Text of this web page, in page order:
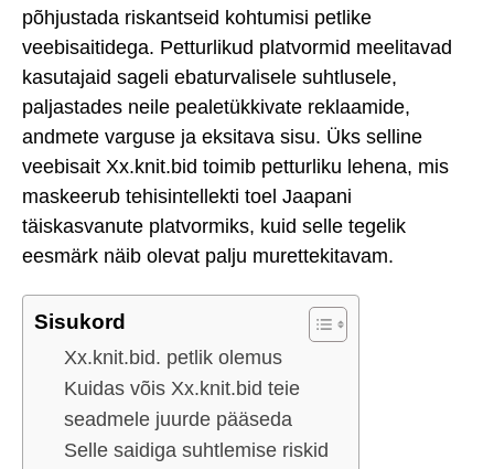
põhjustada riskantseid kohtumisi petlike
veebisaitidega. Petturlikud platvormid meelitavad
kasutajaid sageli ebaturvalisele suhtlusele,
paljastades neile pealetükkivate reklaamide,
andmete varguse ja eksitava sisu. Üks selline
veebisait Xx.knit.bid toimib petturliku lehena, mis
maskeerub tehisintellekti toel Jaapani
täiskasvanute platvormiks, kuid selle tegelik
eesmärk näib olevat palju murettekitavam.
Sisukord
Xx.knit.bid. petlik olemus
Kuidas võis Xx.knit.bid teie
seadmele juurde pääseda
Selle saidiga suhtlemise riskid